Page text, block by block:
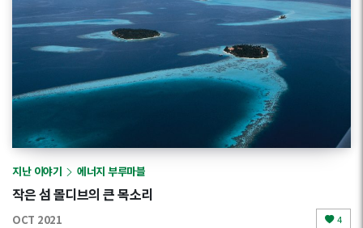
지난 이야기 에너지 부루마블
작은 섬 몰디브의 큰 목소리
OCT 2021 4